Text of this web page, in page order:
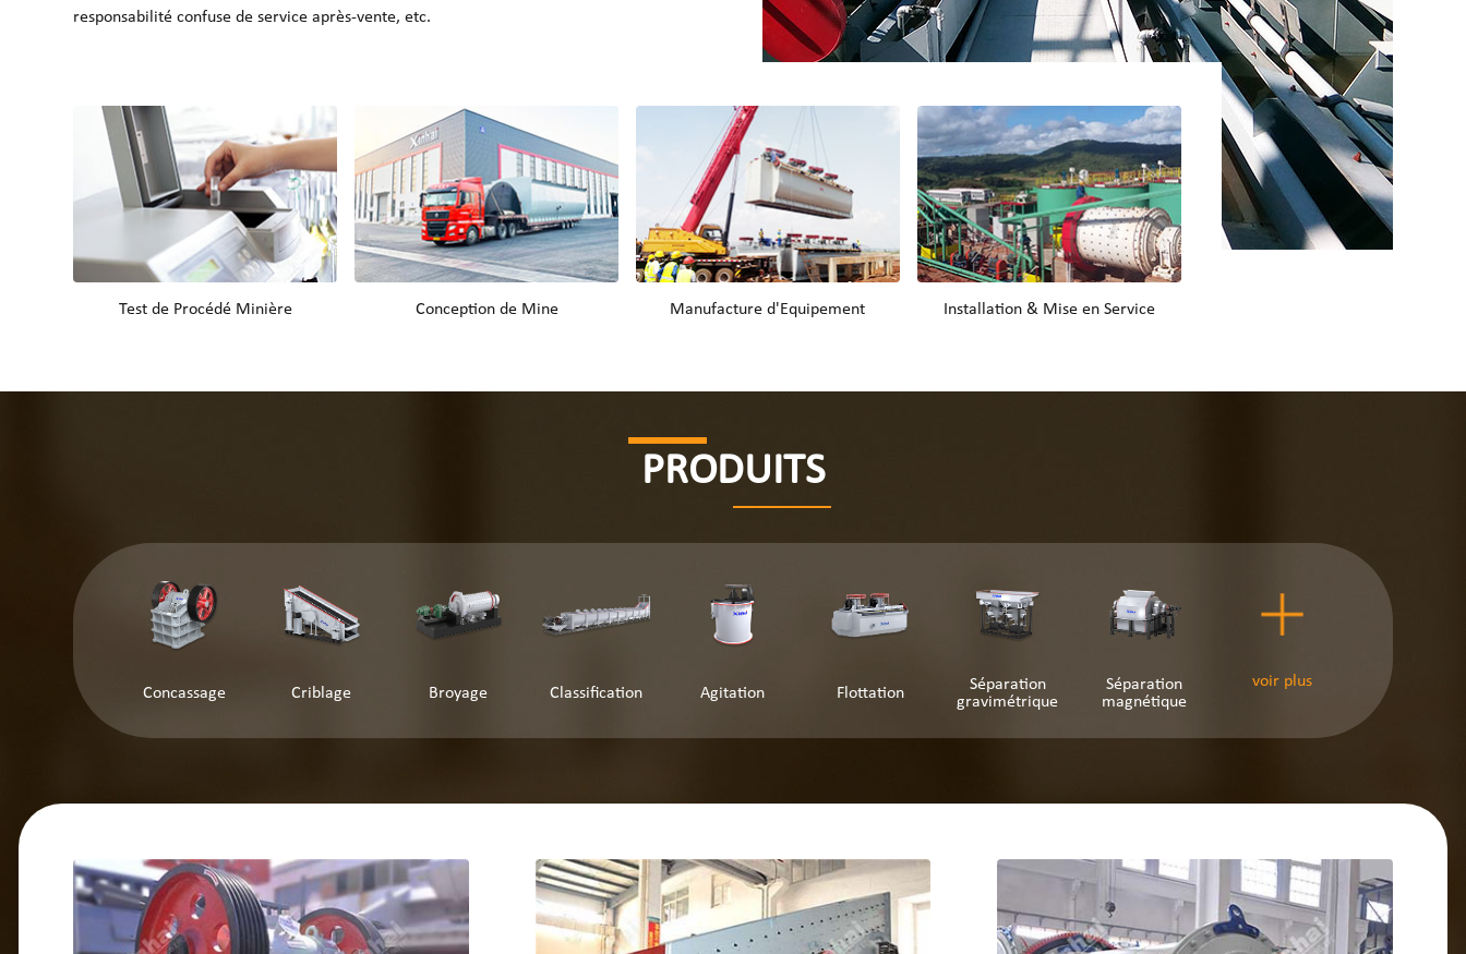
responsabilité confuse de service après-vente, etc.
Test de Procédé Minière Conception de Mine Manufacture d'Equipement Installation & Mise en Service
PRODUITS
Concassage Criblage Broyage Classification Agitation Flottation
Séparation
gravimétrique
Séparation
magnétique
voir plus